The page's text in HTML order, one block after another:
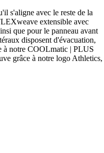
s'aligne avec le reste de la
extensible avec
que pour le panneau avant
disposent d'évacuation,
à notre COOLmatic | PLUS
grâce à notre logo Athletics,